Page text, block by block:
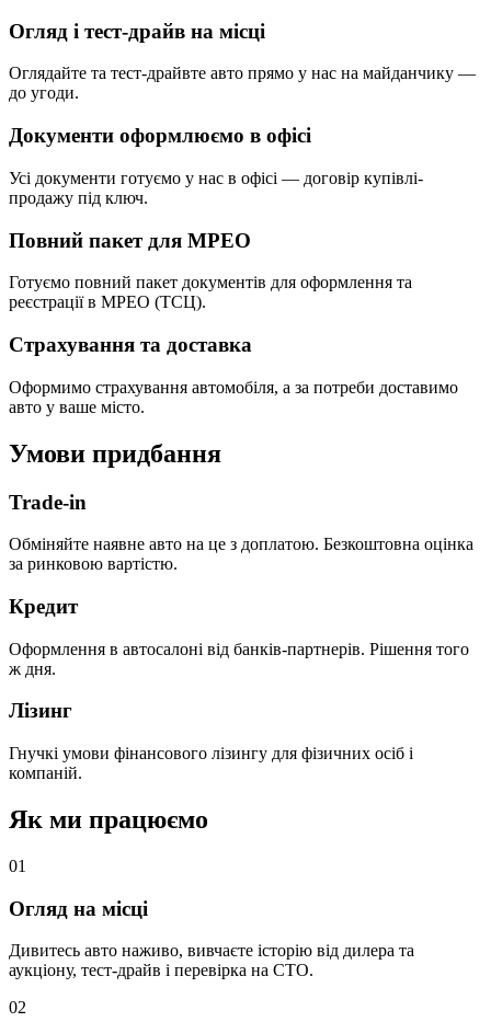
Огляд і тест-драйв на місці
Оглядайте та тест-драйвте авто прямо у нас на майданчику —
до угоди.
Документи оформлюємо в офісі
Усі документи готуємо у нас в офісі — договір купівлі-
продажу під ключ.
Повний пакет для МРЕО
Готуємо повний пакет документів для оформлення та
реєстрації в МРЕО (ТСЦ).
Страхування та доставка
Оформимо страхування автомобіля, а за потреби доставимо
авто у ваше місто.
Умови придбання
Trade-in
Обміняйте наявне авто на це з доплатою. Безкоштовна оцінка
за ринковою вартістю.
Кредит
Оформлення в автосалоні від банків-партнерів. Рішення того
ж дня.
Лізинг
Гнучкі умови фінансового лізингу для фізичних осіб і
компаній.
Як ми працюємо
01
Огляд на місці
Дивитесь авто наживо, вивчаєте історію від дилера та
аукціону, тест-драйв і перевірка на СТО.
02